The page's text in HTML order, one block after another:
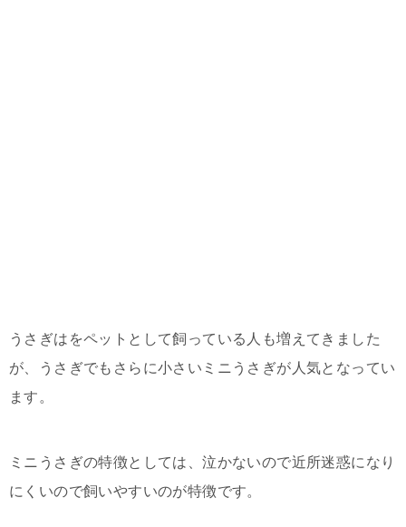
うさぎはをペットとして飼っている人も増えてきました
が、うさぎでもさらに小さいミニうさぎが人気となってい
ます。
ミニうさぎの特徴としては、泣かないので近所迷惑になり
にくいので飼いやすいのが特徴です。